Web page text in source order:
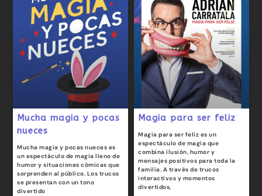
Mucha magia y pocas
nueces
Mucha magia y pocas nueces es
un espectáculo de magia lleno de
humor y situaciones cómicas que
sorprenden al público. Los trucos
se presentan con un tono
divertido
Magia para ser feliz
Magia para ser feliz es un
espectáculo de magia que
combina ilusión, humor y
mensajes positivos para toda la
familia. A través de trucos
interactivos y momentos
divertidos,